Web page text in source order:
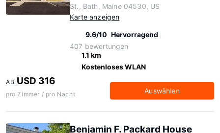
St., Bath, Maine 04530, US
Karte anzeigen
9.6/10 Hervorragend
407 bewertungen
1.1 km
Kostenloses WLAN
AB USD 316
pro Zimmer / pro Nacht Auswählen
Benjamin F. Packard House